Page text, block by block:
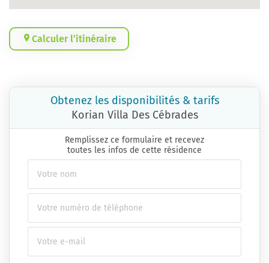
Calculer l’itinéraire
Obtenez les disponibilités & tarifs
Korian Villa Des Cébrades
Remplissez ce formulaire et recevez
toutes les infos de cette résidence